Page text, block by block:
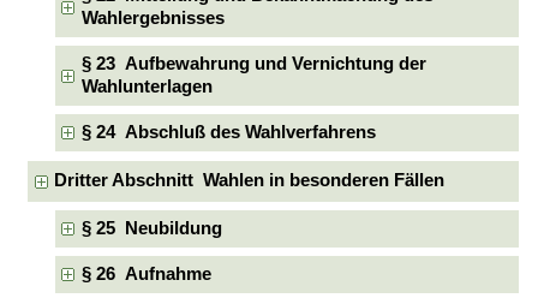
Wahlergebnisses
§ 23 Aufbewahrung und Vernichtung der
Wahlunterlagen
§ 24 Abschluß des Wahlverfahrens
Dritter Abschnitt Wahlen in besonderen Fällen
§ 25 Neubildung
§ 26 Aufnahme